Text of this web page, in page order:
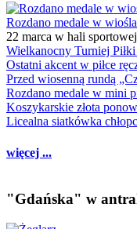
Rozdano medale w
22 marca w hali
Wielkanocny Turniej
Ostatni akcent w piłce
Przed wiosenną rundą
Rozdano medale w mini
Koszykarskie złota
Licealna siatkówka
więcej ...
"Gdańska" w